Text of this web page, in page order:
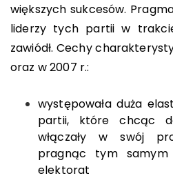
większych sukcesów.
liderzy tych partii w
zawiódł. Cechy
oraz w 2007 r.:
występowała duża
partii, które chcąc
włączały w swój
pragnąc tym samym
elektorat